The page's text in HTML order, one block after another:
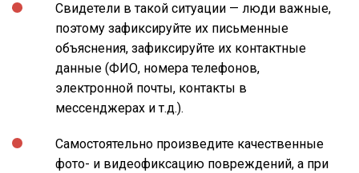
Свидетели в такой ситуации — люди важные,
поэтому зафиксируйте их письменные
объяснения, зафиксируйте их контактные
данные (ФИО, номера телефонов,
электронной почты, контакты в
мессенджерах и т.д.).
Самостоятельно произведите качественные
фото- и видеофиксацию повреждений, а при